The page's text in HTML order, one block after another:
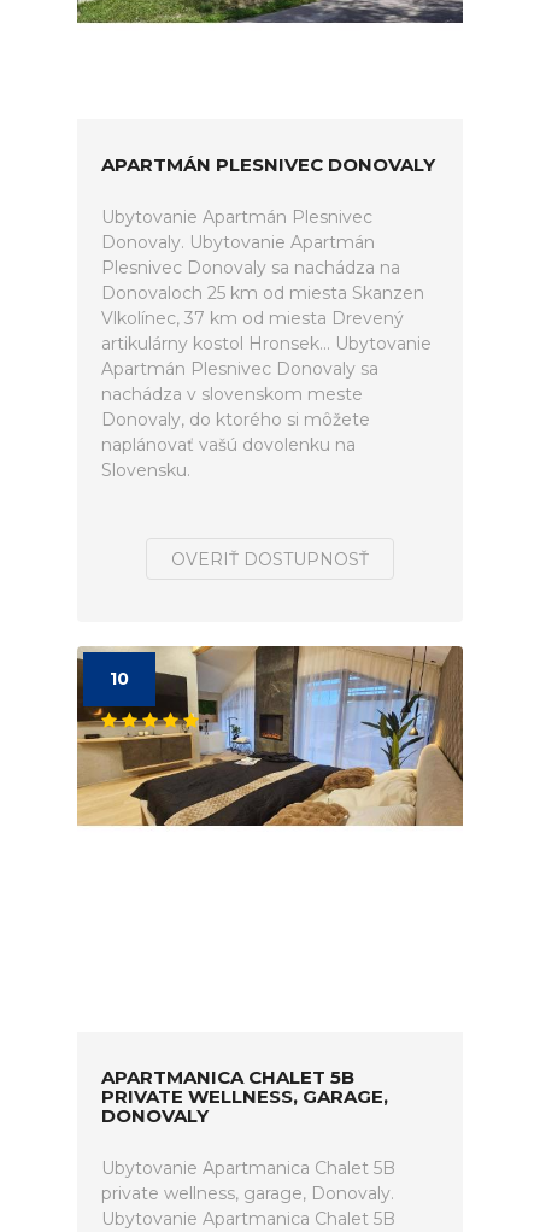
APARTMÁN PLESNIVEC DONOVALY
Ubytovanie Apartmán Plesnivec
Donovaly. Ubytovanie Apartmán
Plesnivec Donovaly sa nachádza na
Donovaloch 25 km od miesta Skanzen
Vlkolínec, 37 km od miesta Drevený
artikulárny kostol Hronsek... Ubytovanie
Apartmán Plesnivec Donovaly sa
nachádza v slovenskom meste
Donovaly, do ktorého si môžete
naplánovať vašú dovolenku na
Slovensku.
OVERIŤ DOSTUPNOSŤ
10
APARTMANICA CHALET 5B
PRIVATE WELLNESS, GARAGE,
DONOVALY
Ubytovanie Apartmanica Chalet 5B
private wellness, garage, Donovaly.
Ubytovanie Apartmanica Chalet 5B